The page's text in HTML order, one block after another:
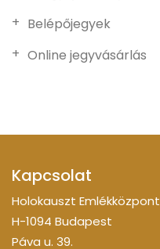
Belépőjegyek
Online jegyvásárlás
Kapcsolat
Holokauszt Emlékközpont
H-1094 Budapest
Páva u. 39.